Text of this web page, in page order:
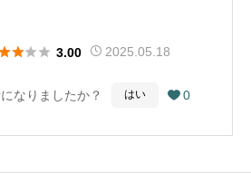
診察も説明も丁寧でした。予約が
？土曜日は初診料と言うか割り増
、お願いしたいと思っています。
 3.00 2025.05.18
なりましたか？ はい  0